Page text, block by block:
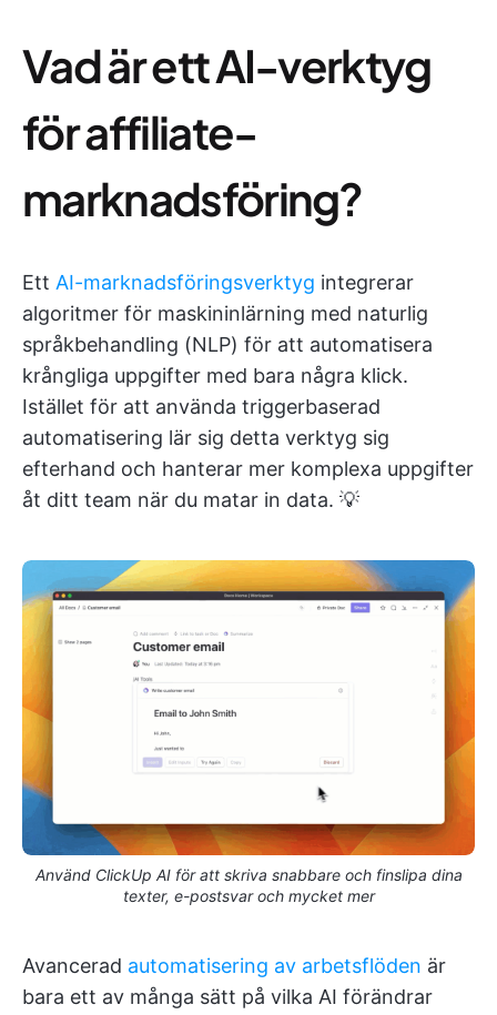
Vad är ett AI-verktyg
för affiliate-
marknadsföring?
Ett AI-marknadsföringsverktyg integrerar
algoritmer för maskininlärning med naturlig
språkbehandling (NLP) för att automatisera
krångliga uppgifter med bara några klick.
Istället för att använda triggerbaserad
automatisering lär sig detta verktyg sig
efterhand och hanterar mer komplexa uppgifter
åt ditt team när du matar in data. 💡
Använd ClickUp AI för att skriva snabbare och finslipa dina
texter, e-postsvar och mycket mer
Avancerad automatisering av arbetsflöden är
bara ett av många sätt på vilka AI förändrar